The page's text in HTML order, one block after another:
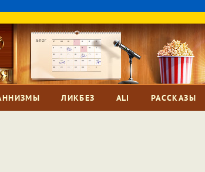
ЛИКБЕЗ ALI РАССКАЗЫ